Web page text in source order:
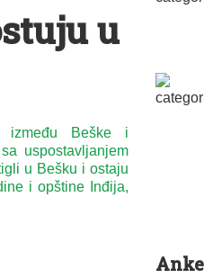
u
između Beške i
uspostavljanjem
u Bešku i ostaju
i opštine Inđija,